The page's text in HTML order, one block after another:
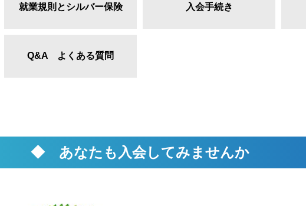
就業規則とシルバー保険 入会手続き
Q&A よくある質問
◆ あなたも入会してみませんか